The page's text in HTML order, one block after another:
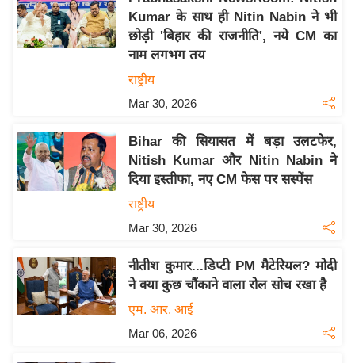
ई
-
पे
सा
ल
ल
श
ख्सि
Kumar के साथ ही Nitin Nabin ने भी
छोड़ी 'बिहार की राजनीति', नये CM का
नाम लगभग तय
राष्ट्रीय
Mar 30, 2026
Bihar की सियासत में बड़ा उलटफेर,
Nitish Kumar और Nitin Nabin ने
दिया इस्तीफा, नए CM फेस पर सस्पेंस
राष्ट्रीय
Mar 30, 2026
नीतीश कुमार...डिप्टी PM मैटेरियल? मोदी
ने क्या कुछ चौंकाने वाला रोल सोच रखा है
एम. आर. आई
Mar 06, 2026